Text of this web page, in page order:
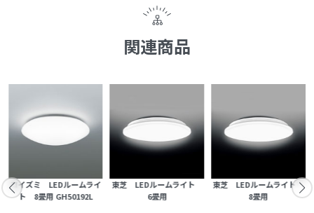
関連商品
コイズミ LEDルームライ
ト 8畳用 GH50192L
東芝 LEDルームライト
6畳用
東芝 LEDルームライト
8畳用